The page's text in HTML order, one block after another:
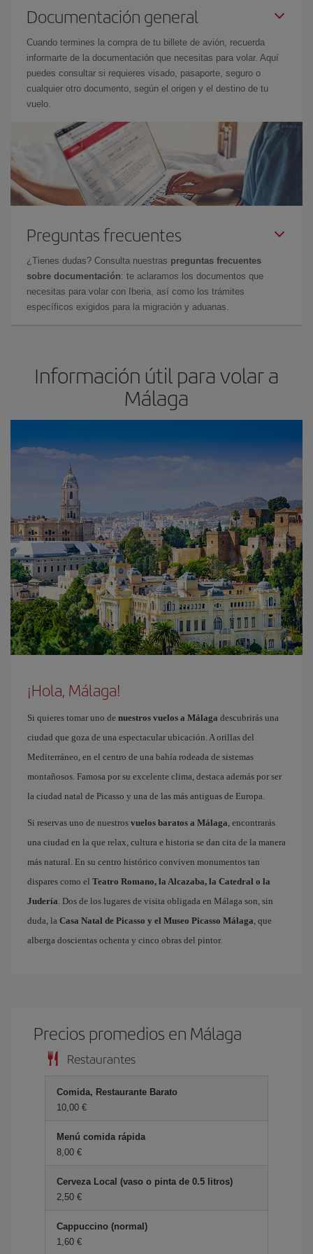
Documentación general
Cuando termines la compra de tu billete de avión, recuerda
informarte de la documentación que necesitas para volar. Aquí
puedes consultar si requieres visado, pasaporte, seguro o
cualquier otro documento, según el origen y el destino de tu
vuelo.
Preguntas frecuentes
¿Tienes dudas? Consulta nuestras preguntas frecuentes
sobre documentación: te aclaramos los documentos que
necesitas para volar con Iberia, así como los trámites
específicos exigidos para la migración y aduanas.
Información útil para volar a
Málaga
¡Hola, Málaga!
Si quieres tomar uno de nuestros vuelos a Málaga descubrirás una
ciudad que goza de una espectacular ubicación. A orillas del
Mediterráneo, en el centro de una bahía rodeada de sistemas
montañosos. Famosa por su excelente clima, destaca además por ser
la ciudad natal de Picasso y una de las más antiguas de Europa.
Si reservas uno de nuestros vuelos baratos a Málaga, encontrarás
una ciudad en la que relax, cultura e historia se dan cita de la manera
más natural. En su centro histórico conviven monumentos tan
dispares como el Teatro Romano, la Alcazaba, la Catedral o la
Judería. Dos de los lugares de visita obligada en Málaga son, sin
duda, la Casa Natal de Picasso y el Museo Picasso Málaga, que
alberga doscientas ochenta y cinco obras del pintor.
Precios promedios en Málaga
Restaurantes
Comida, Restaurante Barato
10,00 €
Menú comida rápida
8,00 €
Cerveza Local (vaso o pinta de 0.5 litros)
2,50 €
Cappuccino (normal)
1,60 €